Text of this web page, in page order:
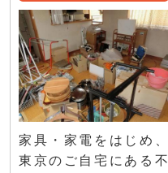
家具・家電をはじめ、
東京のご自宅にある不